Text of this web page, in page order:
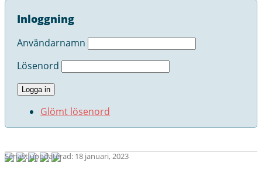
Inloggning
Användarnamn
Lösenord
Glömt lösenord
Senast uppdaterad: 18 januari, 2023